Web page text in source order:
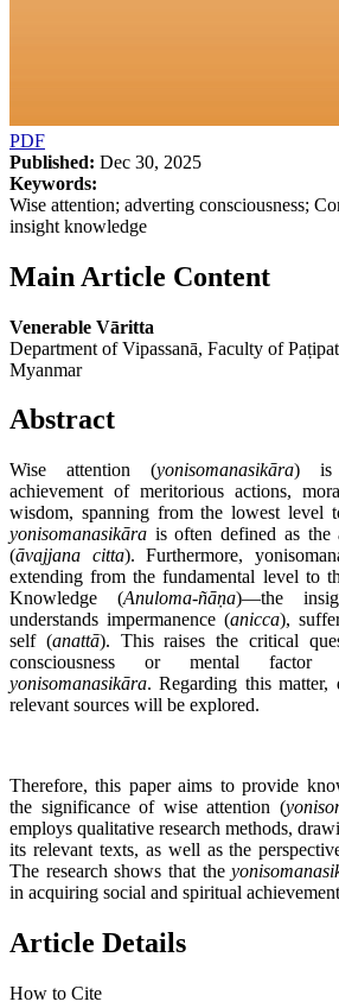
PDF
Published: Dec 30, 2025
Keywords:
Wise attention; adverting consciousness;
insight knowledge
Main Article Content
Venerable Vāritta
Department of Vipassanā, Faculty of
Myanmar
Abstract
Wise attention (yonisomanasikāra) is
achievement of meritorious actions,
wisdom, spanning from the lowest level
yonisomanasikāra is often defined as the
(āvajjana citta). Furthermore,
extending from the fundamental level to
Knowledge (Anuloma-ñāṇa)—the
understands impermanence (anicca),
self (anattā). This raises the critical
consciousness or mental factor
yonisomanasikāra. Regarding this
relevant sources will be explored.
Therefore, this paper aims to provide
the significance of wise attention (
employs qualitative research methods,
its relevant texts, as well as the
The research shows that the
in acquiring social and spiritual
Article Details
How to Cite